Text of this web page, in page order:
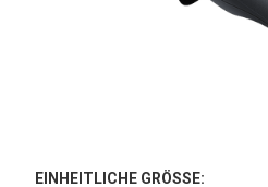
EINHEITLICHE GRÖSSE: